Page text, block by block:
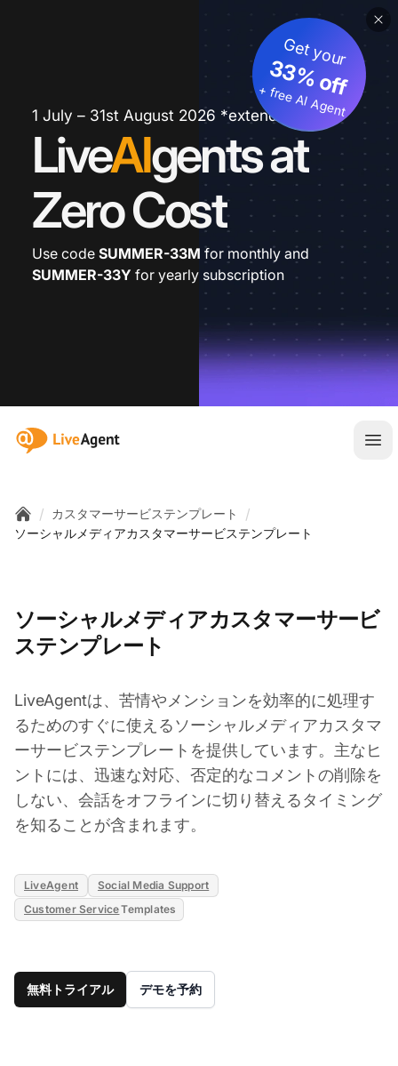
1 July – 31st August 2026 *extended
LiveAIgents at
Zero Cost
Get your
33% off
+ free AI Agent
Use code SUMMER-33M for monthly and
SUMMER-33Y for yearly subscription
:site.title
メ
Home
/ カスタマーサービステンプレート /
ソーシャルメディアカスタマーサービステンプレート
ソーシャルメディアカスタマーサービ
ステンプレート
LiveAgentは、苦情やメンションを効率的に処理す
るためのすぐに使えるソーシャルメディアカスタマ
ーサービステンプレートを提供しています。主なヒ
ントには、迅速な対応、否定的なコメントの削除を
しない、会話をオフラインに切り替えるタイミング
を知ることが含まれます。
LiveAgent
Social Media Support
Customer ServiceTemplates
無料トライアル デモを予約